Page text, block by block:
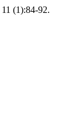
11 (1):84-92.